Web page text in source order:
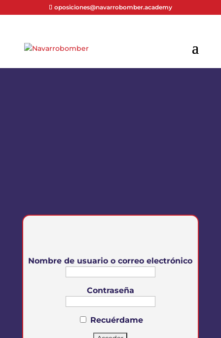
oposiciones@navarrobomber.academy
Nombre de usuario o correo electrónico
Contraseña
Recuérdame